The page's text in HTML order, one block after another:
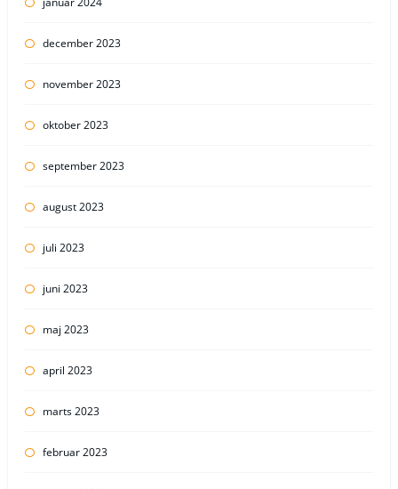
december 2023
november 2023
oktober 2023
september 2023
august 2023
juli 2023
juni 2023
maj 2023
april 2023
marts 2023
februar 2023